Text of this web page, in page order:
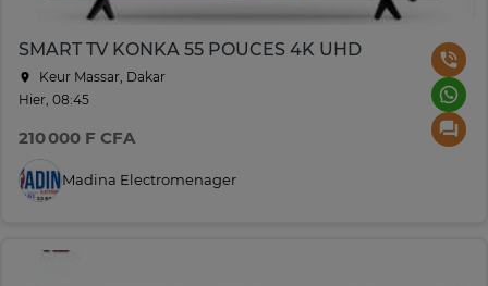
SMART TV KONKA 55 POUCES 4K UHD
Keur Massar, Dakar
Hier, 08:45
210 000 F CFA
Madina Electromenager